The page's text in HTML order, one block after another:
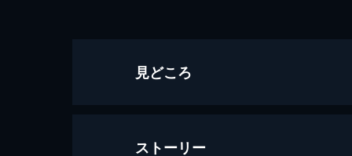
見どころ
ストーリー